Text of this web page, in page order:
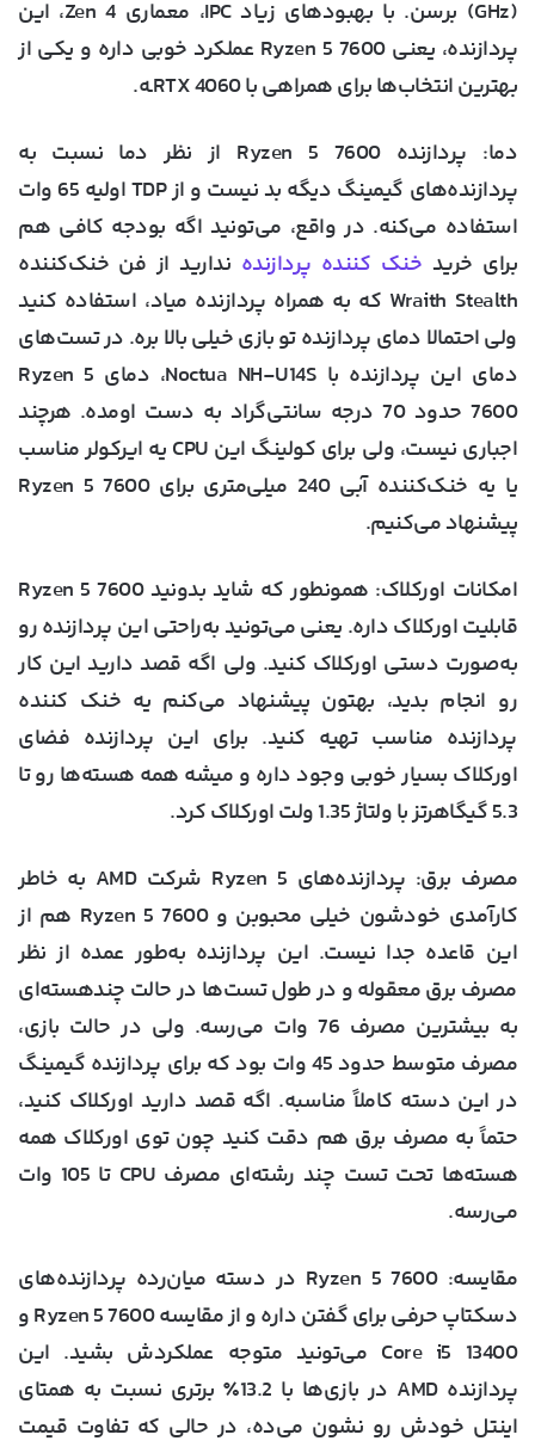
(GHz) برسن. با بهبودهای زیاد IPC، معماری Zen 4، این
پردازنده، یعنی Ryzen 5 7600 عملکرد خوبی داره و یکی از
بهترین انتخاب‌ها برای همراهی با RTX 4060ـه.
دما
: پردازنده Ryzen 5 7600 از نظر دما نسبت به
پردازنده‌های گیمینگ دیگه بد نیست و از TDP اولیه 65 وات
استفاده می‌کنه. در واقع، می‌تونید اگه بودجه کافی هم
برای خرید خنک کننده پردازنده ندارید از فن خنک‌کننده‌
Wraith Stealth که به همراه پردازنده میاد، استفاده کنید
ولی احتمالا دمای پردازنده تو بازی خیلی بالا بره. در تست‌های
دمای این پردازنده با Noctua NH-U14S، دمای Ryzen 5
7600 حدود 70 درجه سانتی‌گراد به دست اومده. هرچند
اجباری نیست، ولی برای کولینگ این CPU یه ایرکولر مناسب
یا یه خنک‌کننده آبی 240 میلی‌متری برای Ryzen 5 7600
پیشنهاد می‌کنیم.
امکانات اورکلاک
: همونطور که شاید بدونید Ryzen 5 7600
قابلیت اورکلاک داره. یعنی می‌تونید به‌راحتی این پردازنده رو
به‌صورت دستی اورکلاک کنید. ولی اگه قصد دارید این کار
رو انجام بدید، بهتون پیشنهاد می‌کنم یه خنک کننده
پردازنده مناسب تهیه کنید. برای این پردازنده فضای
اورکلاک بسیار خوبی وجود داره و میشه همه‌ هسته‌ها رو تا
5.3 گیگاهرتز با ولتاژ 1.35 ولت اورکلاک کرد.
مصرف برق
: پردازنده‌های Ryzen 5 شرکت AMD به خاطر
کارآمدی خودشون خیلی محبوبن و Ryzen 5 7600 هم از
این قاعده جدا نیست. این پردازنده به‌طور عمده از نظر
مصرف برق معقوله و در طول تست‌ها در حالت چند‌هسته‌ای
به بیشترین مصرف 76 وات می‌رسه. ولی در حالت بازی،
مصرف متوسط حدود 45 وات بود که برای پردازنده‌ گیمینگ
در این دسته کاملاً مناسبه. اگه قصد دارید اورکلاک کنید،
حتماً به مصرف برق هم دقت کنید چون توی اورکلاک همه‌
هسته‌ها تحت تست چند رشته‌ای مصرف CPU تا 105 وات
می‌رسه.
مقایسه
: Ryzen 5 7600 در دسته‌ میان‌رده‌ پردازنده‌های
دسکتاپ حرفی برای گفتن داره و از مقایسه‌ Ryzen 5 7600 و
Core i5 13400 می‌تونید متوجه عملکردش بشید. این
پردازنده AMD در بازی‌ها با 13.2٪ برتری نسبت به همتای
اینتل خودش رو نشون می‌ده، در حالی که تفاوت قیمت